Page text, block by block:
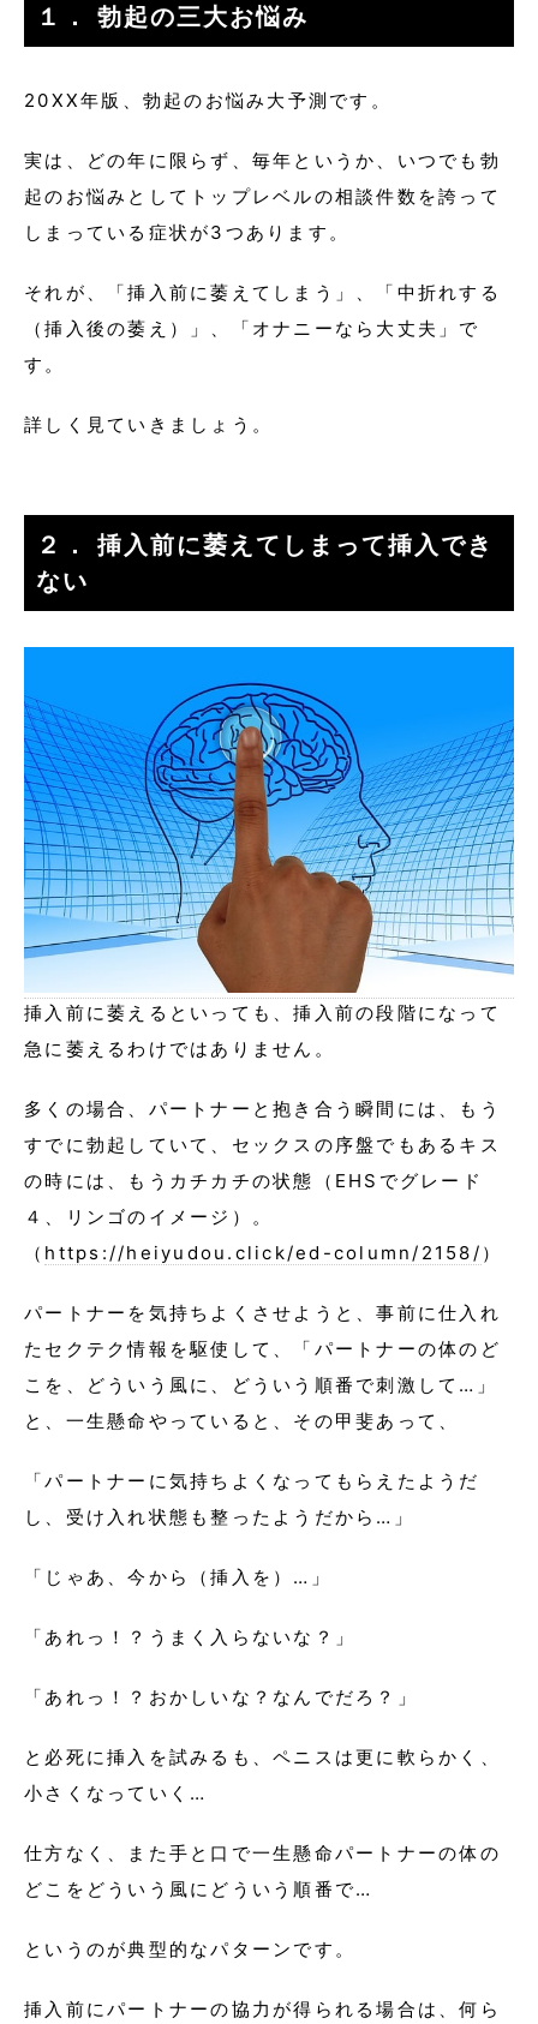
１． 勃起の三大お悩み
20XX年版、勃起のお悩み大予測です。
実は、どの年に限らず、毎年というか、いつでも勃
起のお悩みとしてトップレベルの相談件数を誇って
しまっている症状が3つあります。
それが、「挿入前に萎えてしまう」、「中折れする
（挿入後の萎え）」、「オナニーなら大丈夫」で
す。
詳しく見ていきましょう。
２． 挿入前に萎えてしまって挿入でき
ない
挿入前に萎えるといっても、挿入前の段階になって
急に萎えるわけではありません。
多くの場合、パートナーと抱き合う瞬間には、もう
すでに勃起していて、セックスの序盤でもあるキス
の時には、もうカチカチの状態（EHSでグレード
４、リンゴのイメージ）。
（ https://heiyudou.click/ed-column/2158/ ）
パートナーを気持ちよくさせようと、事前に仕入れ
たセクテク情報を駆使して、「パートナーの体のど
こを、どういう風に、どういう順番で刺激して…」
と、一生懸命やっていると、その甲斐あって、
「パートナーに気持ちよくなってもらえたようだ
し、受け入れ状態も整ったようだから…」
「じゃあ、今から（挿入を）…」
「あれっ！？うまく入らないな？」
「あれっ！？おかしいな？なんでだろ？」
と必死に挿入を試みるも、ペニスは更に軟らかく、
小さくなっていく…
仕方なく、また手と口で一生懸命パートナーの体の
どこをどういう風にどういう順番で…
というのが典型的なパターンです。
挿入前にパートナーの協力が得られる場合は、何ら